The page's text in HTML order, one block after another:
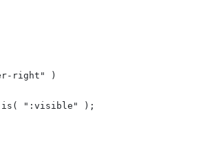
right" )
":visible" );